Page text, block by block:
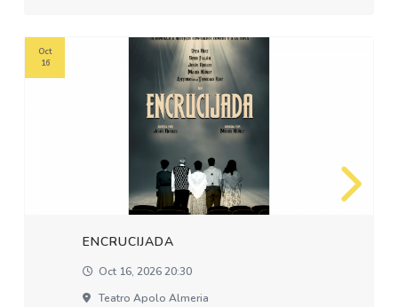
ENCRUCIJADA
Oct 16, 2026 20:30
Teatro Apolo Almeria
Oct
16